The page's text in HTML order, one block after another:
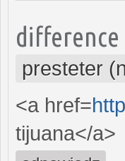
difference
presteter
<a href=
tijuana</a>